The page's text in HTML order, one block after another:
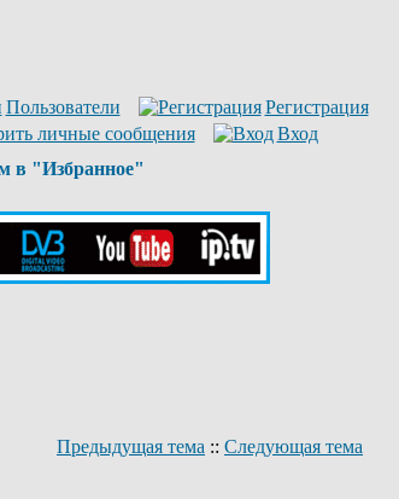
Пользователи
Регистрация
личные сообщения
Вход
в "Избранное"
Предыдущая тема :: Следующая тема